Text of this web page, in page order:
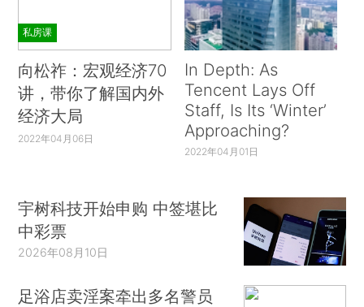
私房课
向松祚：宏观经济70
讲，带你了解国内外
经济大局
2022年04月06日
In Depth: As
Tencent Lays Off
Staff, Is Its ‘Winter’
Approaching?
2022年04月01日
宇树科技开始申购 中签堪比
中彩票
2026年08月10日
足浴店卖淫案牵出多名警员